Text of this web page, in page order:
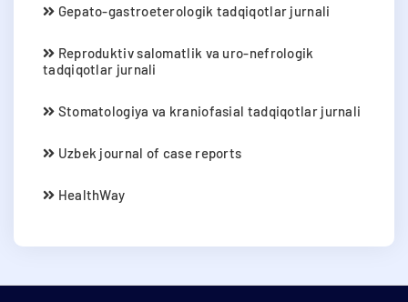
Gepato-gastroeterologik tadqiqotlar jurnali
Reproduktiv salomatlik va uro-nefrologik
tadqiqotlar jurnali
Stomatologiya va kraniofasial tadqiqotlar jurnali
Uzbek journal of case reports
HealthWay